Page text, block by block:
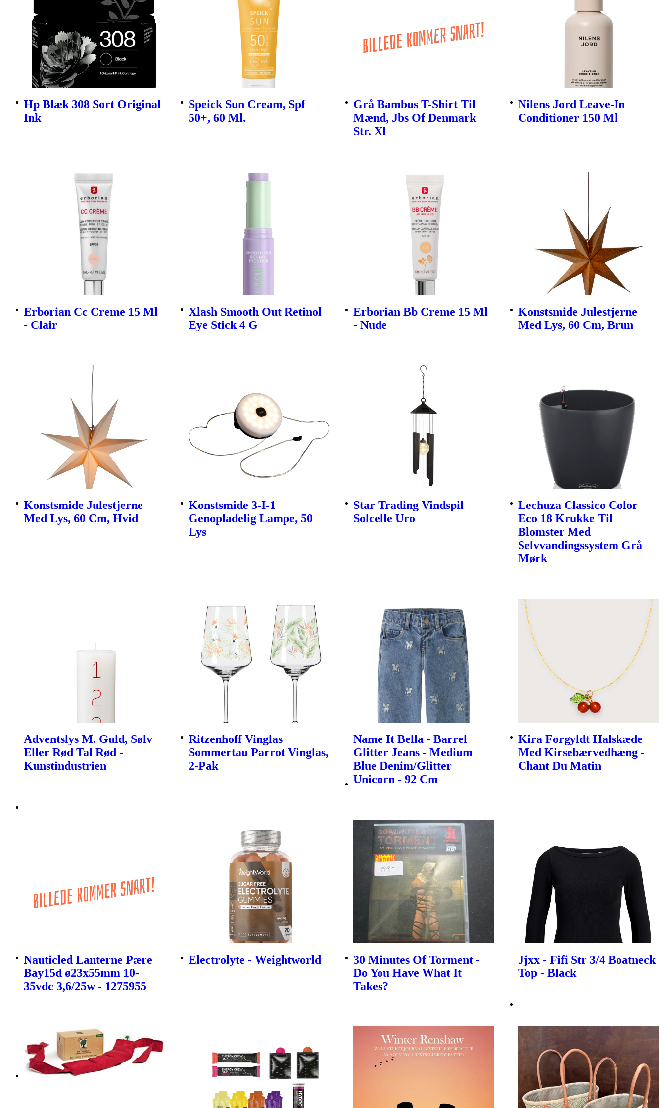
Hp Blæk 308 Sort Original
Ink
Speick Sun Cream, Spf
50+, 60 Ml.
Grå Bambus T-Shirt Til
Mænd, Jbs Of Denmark
Str. Xl
Nilens Jord Leave-In
Conditioner 150 Ml
Erborian Cc Creme 15 Ml
- Clair
Xlash Smooth Out Retinol
Eye Stick 4 G
Erborian Bb Creme 15 Ml
- Nude
Konstsmide Julestjerne
Med Lys, 60 Cm, Brun
Konstsmide Julestjerne
Med Lys, 60 Cm, Hvid
Konstsmide 3-I-1
Genopladelig Lampe, 50
Lys
Star Trading Vindspil
Solcelle Uro
Lechuza Classico Color
Eco 18 Krukke Til
Blomster Med
Selvvandingssystem Grå
Mørk
Adventslys M. Guld, Sølv
Eller Rød Tal Rød -
Kunstindustrien
Ritzenhoff Vinglas
Sommertau Parrot Vinglas,
2-Pak
Name It Bella - Barrel
Glitter Jeans - Medium
Blue Denim/Glitter
Unicorn - 92 Cm
Kira Forgyldt Halskæde
Med Kirsebærvedhæng -
Chant Du Matin
Nauticled Lanterne Pære
Bay15d ø23x55mm 10-
35vdc 3,6/25w - 1275955
Electrolyte - Weightworld
30 Minutes Of Torment -
Do You Have What It
Takes?
Jjxx - Fifi Str 3/4 Boatneck
Top - Black